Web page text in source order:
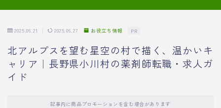
2025.06.21 2025.06.27 お役立ち情報 PR
北アルプスを望む星空の村で描く、温かいキ
ャリア｜長野県小川村の薬剤師転職・求人ガ
イド
記事内に商品プロモーションを含む場合があります